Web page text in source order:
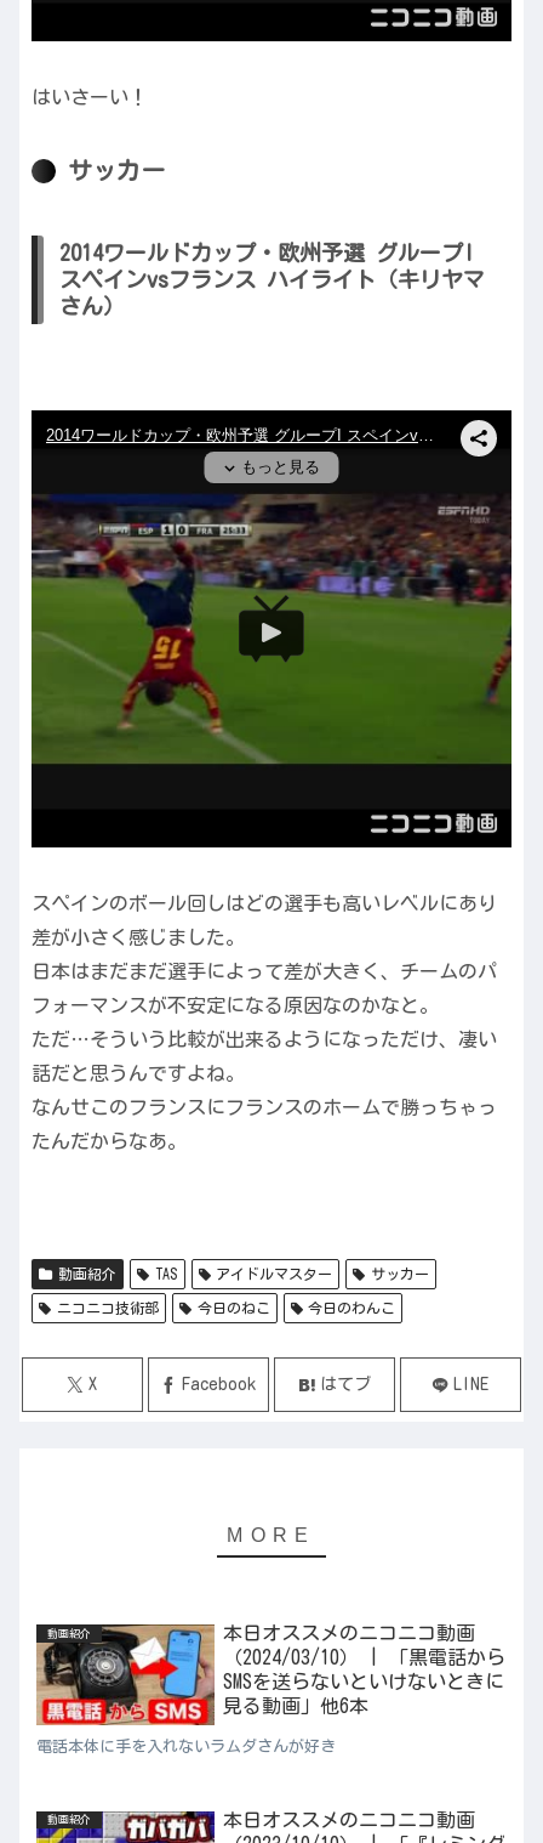
はいさーい！
サッカー
2014ワールドカップ・欧州予選 グループI
スペインvsフランス ハイライト（キリヤマ
さん）
スペインのボール回しはどの選手も高いレベルにあり
差が小さく感じました。
日本はまだまだ選手によって差が大きく、チームのパ
フォーマンスが不安定になる原因なのかなと。
ただ…そういう比較が出来るようになっただけ、凄い
話だと思うんですよね。
なんせこのフランスにフランスのホームで勝っちゃっ
たんだからなあ。
動画紹介 TAS アイドルマスター サッカー
ニコニコ技術部 今日のねこ 今日のわんこ
X Facebook はてブ LINE
動画紹介
本日オススメのニコニコ動画
（2024/03/10） | 「黒電話から
SMSを送らないといけないときに
見る動画」他6本
電話本体に手を入れないラムダさんが好き
動画紹介
本日オススメのニコニコ動画